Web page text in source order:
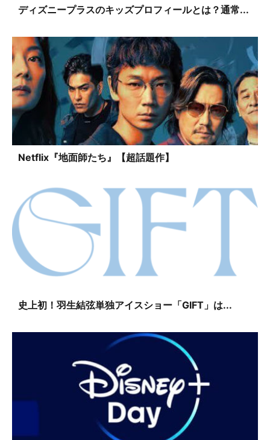
ディズニープラスのキッズプロフィールとは？通常...
Netflix『地面師たち』【超話題作】
史上初！羽生結弦単独アイスショー「GIFT」は...